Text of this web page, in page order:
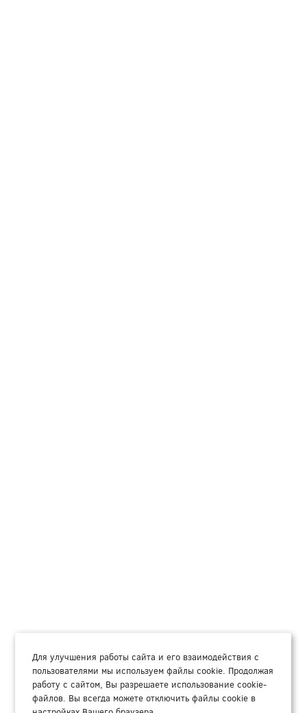
Для улучшения работы сайта и его взаимодействия с
пользователями мы используем файлы cookie. Продолжая
работу с сайтом, Вы разрешаете использование cookie-
файлов. Вы всегда можете отключить файлы cookie в